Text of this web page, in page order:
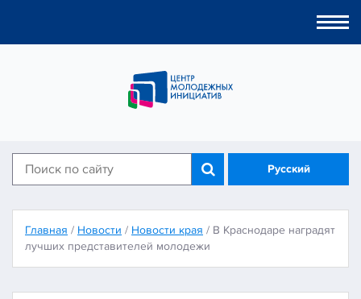
Русский
Главная / Новости / Новости края / В Краснодаре наградят
лучших представителей молодежи